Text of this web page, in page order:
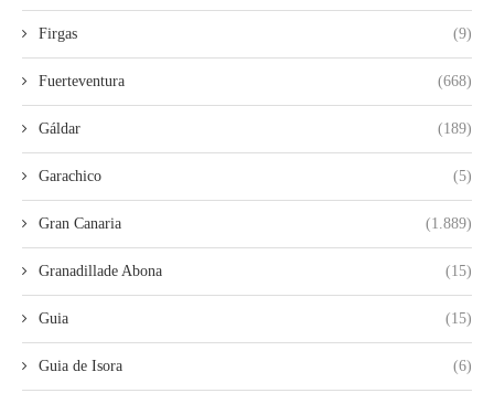
Firgas (9)
Fuerteventura (668)
Gáldar (189)
Garachico (5)
Gran Canaria (1.889)
Granadillade Abona (15)
Guia (15)
Guia de Isora (6)